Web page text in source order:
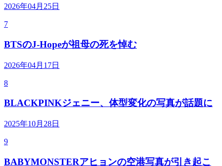
2026年04月25日
7
BTSのJ-Hopeが祖母の死を悼む
2026年04月17日
8
BLACKPINKジェニー、体型変化の写真が話題に
2025年10月28日
9
BABYMONSTERアヒョンの空港写真が引き起こ